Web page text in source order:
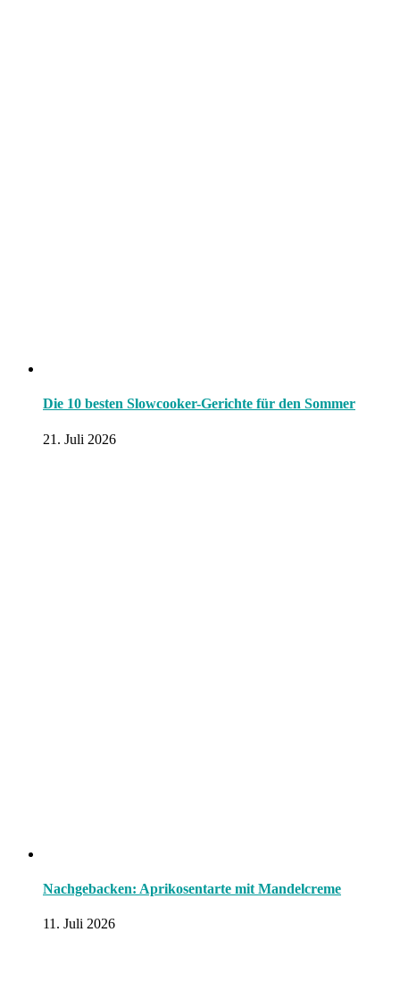
Die 10 besten Slowcooker-Gerichte für den Sommer
21. Juli 2026
Nachgebacken: Aprikosentarte mit Mandelcreme
11. Juli 2026